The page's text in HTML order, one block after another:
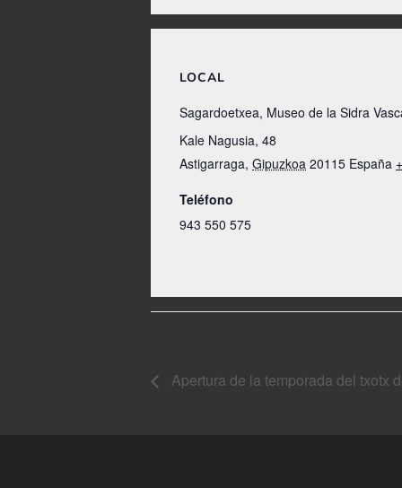
LOCAL
Sagardoetxea, Museo de la Sidra
Kale Nagusia, 48
Astigarraga, Gipuzkoa 20115 España
Teléfono
943 550 575
Apertura de la temporada del txotx